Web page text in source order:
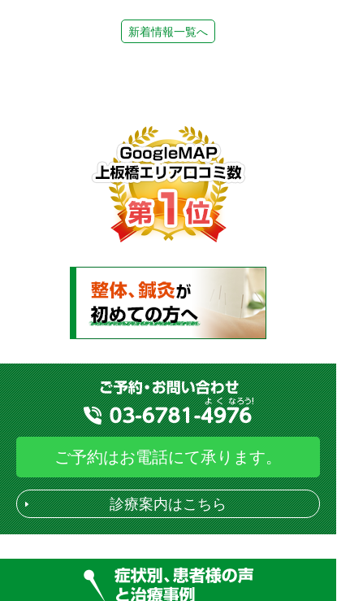
新着情報一覧へ
ご予約はお電話にて承ります。
診療案内はこちら